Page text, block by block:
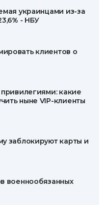
украинцами из-за
- НБУ
клиентов о
какие
ныне VIP-клиенты
заблокируют карты и
военнообязанных